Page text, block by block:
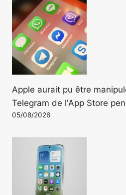
Apple aurait pu être
Telegram de l'App Store
05/08/2026